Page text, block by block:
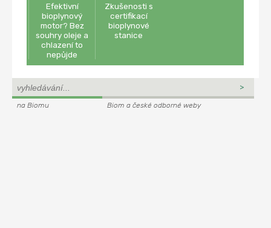
Efektivní
bioplynový
motor? Bez
souhry oleje a
chlazení to
nepůjde
Zkušenosti s
certifikací
bioplynové
stanice
na Biomu Biom a české odborné weby